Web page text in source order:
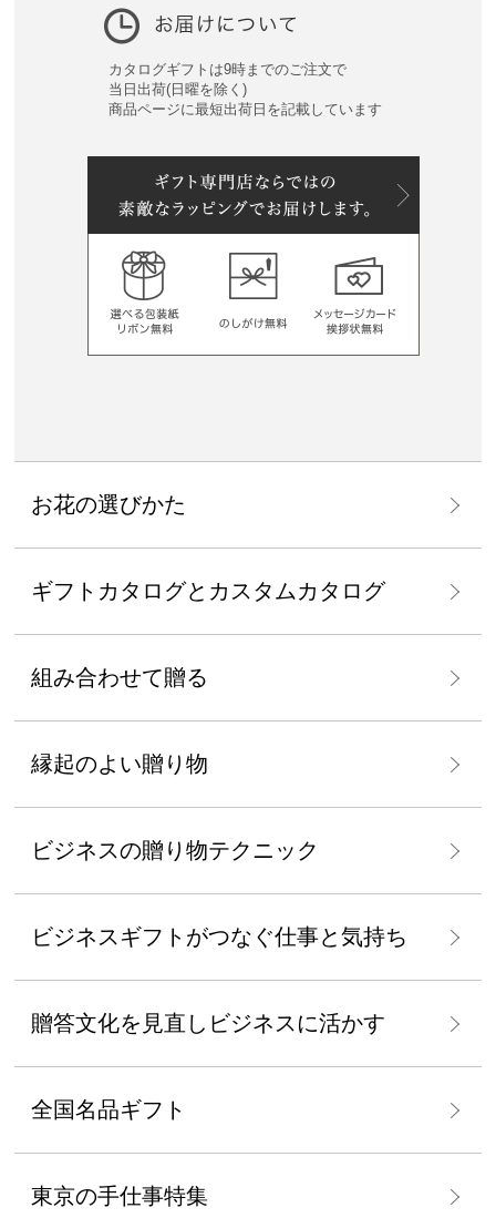
カタログギフトは9時までのご注文で
当日出荷(日曜を除く)
商品ページに最短出荷日を記載しています
お花の選びかた
ギフトカタログとカスタムカタログ
組み合わせて贈る
縁起のよい贈り物
ビジネスの贈り物テクニック
ビジネスギフトがつなぐ仕事と気持ち
贈答文化を見直しビジネスに活かす
全国名品ギフト
東京の手仕事特集